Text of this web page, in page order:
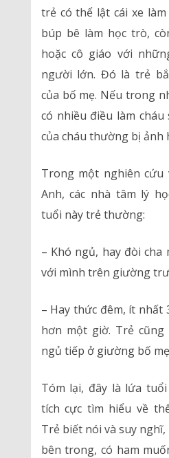
trẻ có thể lật cái xe
búp bê làm học trò,
hoặc cô giáo với
người lớn. Đó là trẻ
của bố mẹ. Nếu trong
có nhiều điều làm
của cháu thường bị ảnh
Trong một nghiên
Anh, các nhà tâm lý
tuổi này trẻ thường:
– Khó ngủ, hay đòi cha
với mình trên giường
– Hay thức đêm, ít nhất
hơn một giờ. Trẻ
ngủ tiếp ở giường bố
Tóm lại, đây là lứa
tích cực tìm hiểu về
Trẻ biết nói và suy
bên trong, có ham